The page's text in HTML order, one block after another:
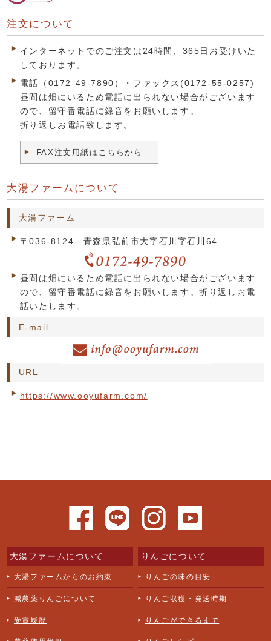
注文について
インターネットでのご注文は24時間、365日お受けいた
しております。
電話（0172-49-7890）・ファックス(0172-55-0257)
昼間は畑にいるため電話に出られない場合がございます
ので、留守番電話に録音をお願いします。
折り返しお電話致します。
FAX注文用紙はこちらから
大湯ファームについて
大湯ファーム
〒036-8124 青森県弘前市大字石川字石川64
昼間は畑にいるため電話に出られない場合がございます
ので、留守番電話に録音をお願いします。折り返しお電
話いたします。
E-mail
URL
https://www.ooyufarm.com/
大湯ファームについて
大湯ファームからのお約束
減農薬りんごについて
受賞履歴
りんごについて
りんごの味の目安
りんご収穫・発送時期
りんごができるまで